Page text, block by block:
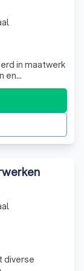
in maatwerk
en
complete
Of het
diverse